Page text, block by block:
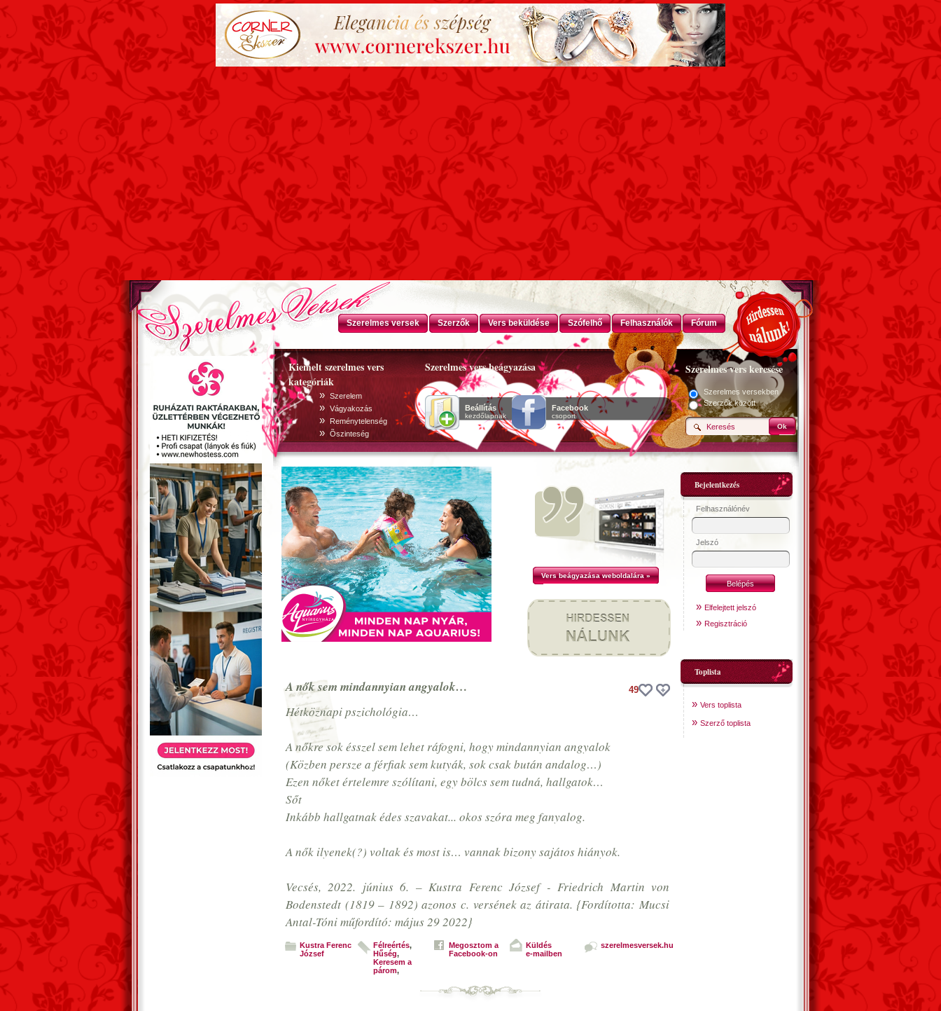
Szerelmes versek Szerzők Vers beküldése Szófelhő Felhasználók Fórum
Kiemelt szerelmes vers
kategóriák
» Szerelem
» Vágyakozás
» Reménytelenség
» Õszinteség
Szerelmes vers beágyazása
Beállítás
kezdőlapnak
Facebook
csoport
Szerelmes vers keresése
Szerelmes versekben
Szerzők között
Ok
Vers beágyazása weboldalára »
A nők sem mindannyian angyalok… 49
Hétköznapi pszichológia…
A nőkre sok ésszel sem lehet ráfogni, hogy mindannyian angyalok
(Közben persze a férfiak sem kutyák, sok csak bután andalog…)
Ezen nőket értelemre szólítani, egy bölcs sem tudná, hallgatok…
Sőt
Inkább hallgatnak édes szavakat... okos szóra meg fanyalog.
A nők ilyenek(?) voltak és most is… vannak bizony sajátos hiányok.
Vecsés, 2022. június 6. – Kustra Ferenc József - Friedrich Martin von
Bodenstedt (1819 – 1892) azonos c. versének az átirata. {Fordította: Mucsi
Antal-Tóni műfordító: május 29 2022}
Kustra Ferenc
József
Félreértés,
Hűség,
Keresem a
párom,
Megosztom a
Facebook-on
Küldés
e-mailben
szerelmesversek.hu
Bejelentkezés
Felhasználónév
Jelszó
» Elfelejtett jelszó
» Regisztráció
Toplista
» Vers toplista
» Szerző toplista